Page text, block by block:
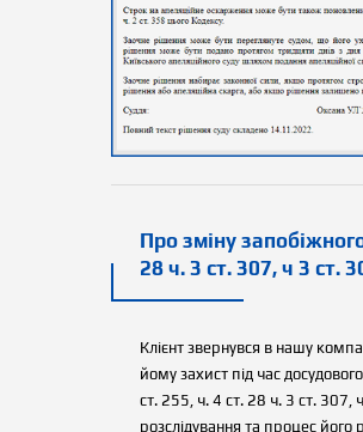
Про зміну
28 ч. 3 ст. 307, ч 3 ст.
Клієнт звернувся в нашу
йому захист під час
ст. 255, ч. 4 ст. 28 ч. 3 ст. 307,
розслідування та процес